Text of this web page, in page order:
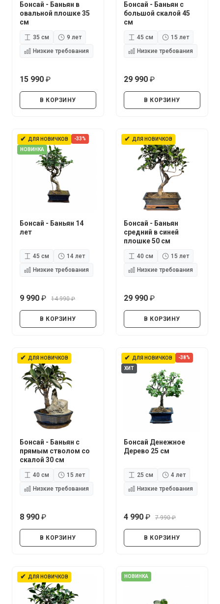
Бонсай - Баньян в
овальной плошке 35
см
35 см
9 лет
Низкие требования
15 990
В КОРЗИНУ
Бонсай - Баньян с
большой скалой 45
см
45 см
15 лет
Низкие требования
29 990
В КОРЗИНУ
✔ ДЛЯ НОВИЧКОВ
-33%
НОВИНКА
Бонсай - Баньян 14
лет
45 см
14 лет
Низкие требования
9 990
14 990
В КОРЗИНУ
✔ ДЛЯ НОВИЧКОВ
Бонсай - Баньян
средний в синей
плошке 50 см
40 см
15 лет
Низкие требования
29 990
В КОРЗИНУ
✔ ДЛЯ НОВИЧКОВ
Бонсай - Баньян с
прямым стволом со
скалой 30 см
40 см
15 лет
Низкие требования
8 990
В КОРЗИНУ
✔ ДЛЯ НОВИЧКОВ
-38%
ХИТ
Бонсай Денежное
Дерево 25 см
25 см
4 лет
Низкие требования
4 990
7 990
В КОРЗИНУ
✔ ДЛЯ НОВИЧКОВ НОВИНКА